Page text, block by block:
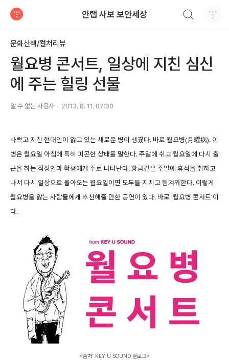
안랩 사보 보안세상
문화산책/컬처리뷰
월요병 콘서트, 일상에 지친 심신
에 주는 힐링 선물
알 수 없는 사용자 2013. 8. 11. 07:00
바쁘고 지친 현대인이 앓고 있는 새로운 병이 생겼다. 바로 월요병(月曜病). 이
병은 월요일 아침에 특히 피곤한 상태를 말한다. 주말에 쉬고 월요일에 다시 출
근을 하는 직장인과 학생에게 주로 나타난다. 황금같은 주말에 휴식을 취하고
나서 다시 일상으로 돌아오는 월요일이면 모두들 지치고 힘겨워한다. 이렇게
월요병을 앓는 사람들에게 추천해줄 만한 공연이 있다. 바로 '월요병 콘서트'이
다.
<출처: KEY U SOUND 블로그>